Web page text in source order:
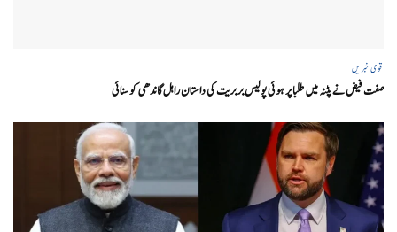
قومی خبریں
صفت فیض نے پٹنہ میں طلبا پر ہوئی پولیس بربریت کی داستان راہل گاندھی کو سنائی